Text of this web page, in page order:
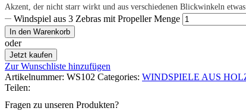
Akzent, der nicht starr wirkt und aus verschiedenen Blickwinkeln
Windspiel aus 3 Zebras mit Propeller Menge
In den Warenkorb
oder
Jetzt kaufen
Zur Wunschliste hinzufügen
Artikelnummer: WS102 Categories: WINDSPIELE AUS
Teilen:
Fragen zu unseren Produkten?